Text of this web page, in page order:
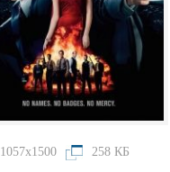
1057x1500 258 КБ